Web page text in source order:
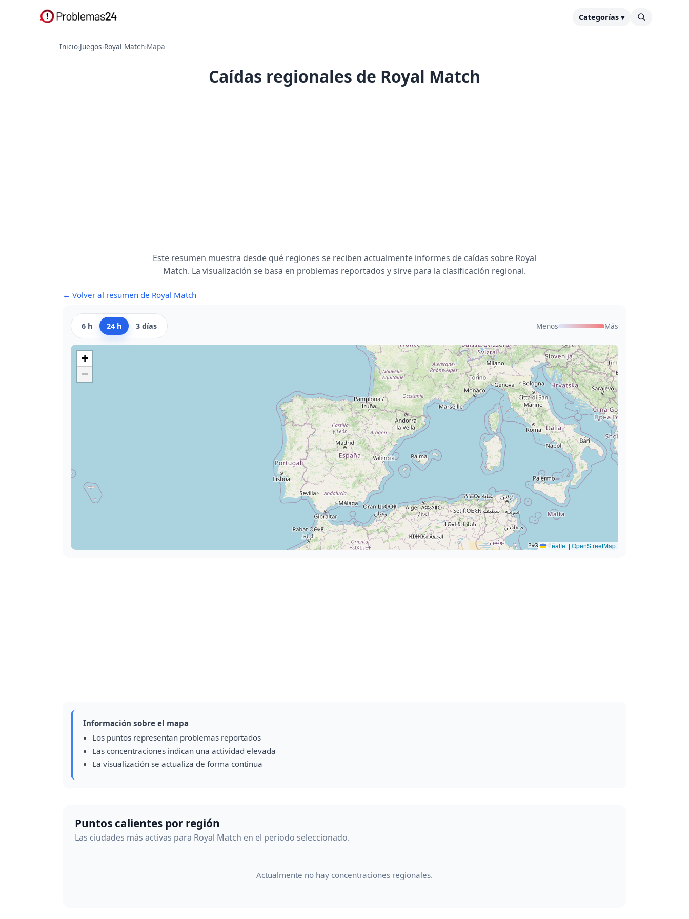
Categorías ▾
Inicio›Juegos›Royal Match›Mapa
Caídas regionales de Royal Match
Este resumen muestra desde qué regiones se reciben actualmente informes de caídas sobre Royal
Match. La visualización se basa en problemas reportados y sirve para la clasificación regional.
← Volver al resumen de Royal Match
6 h 24 h 3 días Menos Más
+
−
Leaflet | OpenStreetMap
Información sobre el mapa
Los puntos representan problemas reportados
Las concentraciones indican una actividad elevada
La visualización se actualiza de forma continua
Puntos calientes por región
Las ciudades más activas para Royal Match en el periodo seleccionado.
Actualmente no hay concentraciones regionales.